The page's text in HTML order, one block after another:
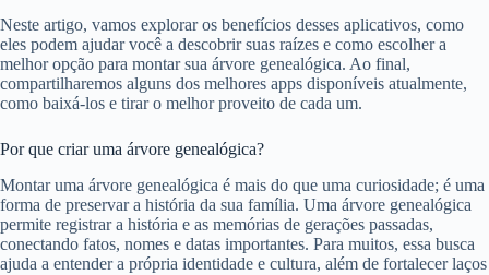
Neste artigo, vamos explorar os benefícios desses aplicativos, como
eles podem ajudar você a descobrir suas raízes e como escolher a
melhor opção para montar sua árvore genealógica. Ao final,
compartilharemos alguns dos melhores apps disponíveis atualmente,
como baixá-los e tirar o melhor proveito de cada um.
Por que criar uma árvore genealógica?
Montar uma árvore genealógica é mais do que uma curiosidade; é uma
forma de preservar a história da sua família. Uma árvore genealógica
permite registrar a história e as memórias de gerações passadas,
conectando fatos, nomes e datas importantes. Para muitos, essa busca
ajuda a entender a própria identidade e cultura, além de fortalecer laços